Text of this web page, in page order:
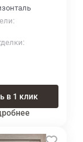
в 1 клик